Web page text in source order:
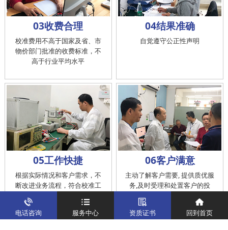
03收费合理
校准费用不高于国家及省、市
物价部门批准的收费标准，不
高于行业平均水平
04结果准确
自觉遵守公正性声明
05工作快捷
根据实际情况和客户需求，不
断改进业务流程，符合校准工
作在服务的时间标准内完成
06客户满意
主动了解客户需要, 提供质优服
务,及时受理和处置客户的投
诉，提供快捷、方便的后续服
电话咨询 服务中心 资质证书 回到首页